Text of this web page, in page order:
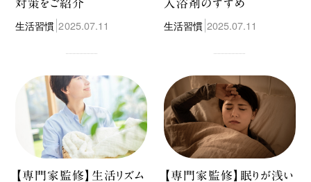
対策をご紹介
生活習慣 2025.07.11
入浴剤のすすめ
生活習慣 2025.07.11
【専門家監修】生活リズム
【専門家監修】眠りが浅い